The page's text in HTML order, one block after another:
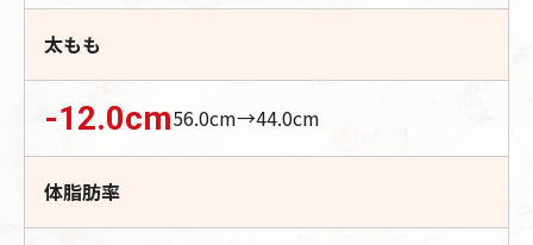
太もも
-12.0cm56.0cm→44.0cm
体脂肪率